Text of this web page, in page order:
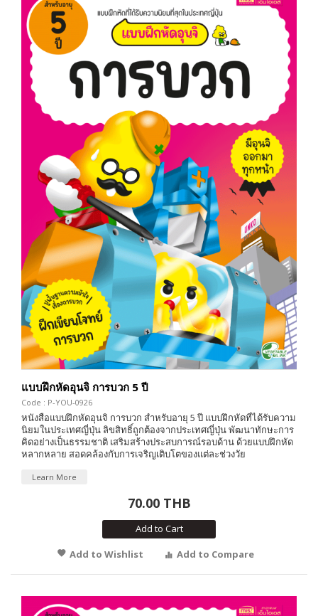
แบบฝึกหัดอุนจิ การบวก 5 ปี
Code : P-YOU-0926
หนังสือแบบฝึกหัดอุนจิ การบวก สำหรับอายุ 5 ปี แบบฝึกหัดที่ได้รับความ
นิยมในประเทศญี่ปุ่น ลิขสิทธิ์ถูกต้องจากประเทศญี่ปุ่น พัฒนาทักษะการ
คิดอย่างเป็นธรรมชาติ เสริมสร้างประสบการณ์รอบด้าน ด้วยแบบฝึกหัด
หลากหลาย สอดคล้องกับการเจริญเติบโตของแต่ละช่วงวัย
Learn More
70.00 THB
Add to Cart
Add to Wishlist
Add to Compare